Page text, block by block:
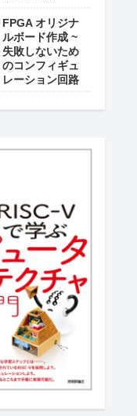
FPGA オリジナ
ルボード作成 ~
失敗しないため
のコンフィギュ
レーション回路